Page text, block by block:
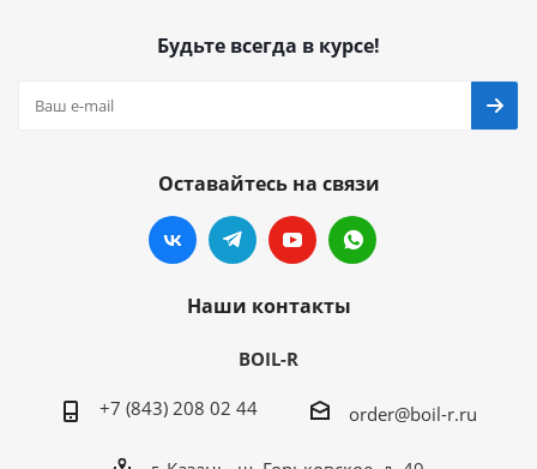
Будьте всегда в курсе!
Оставайтесь на связи
Наши контакты
BOIL-R
+7 (843) 208 02 44 order@boil-r.ru